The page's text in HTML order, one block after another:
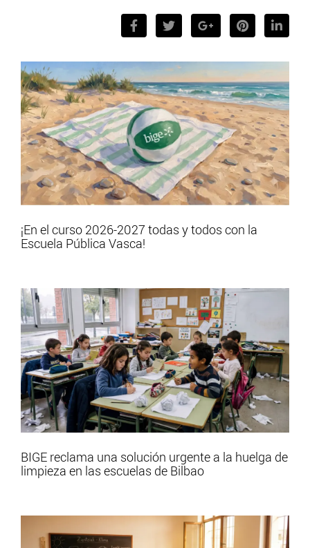
¡En el curso 2026-2027 todas y todos con la
Escuela Pública Vasca!
BIGE reclama una solución urgente a la huelga de
limpieza en las escuelas de Bilbao